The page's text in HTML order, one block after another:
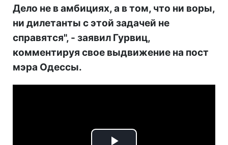
Дело не в амбициях, а в том, что ни воры,
ни дилетанты с этой задачей не
справятся", - заявил Гурвиц,
комментируя свое выдвижение на пост
мэра Одессы.